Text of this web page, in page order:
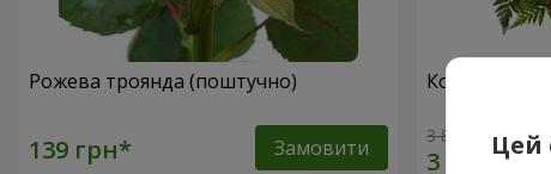
Рожева троянда (поштучно)
Замовити
Кошик
3 834 грнЦей